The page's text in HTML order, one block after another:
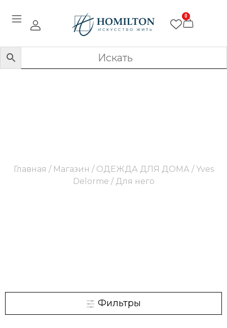
0
Главная / Магазин / ОДЕЖДА ДЛЯ ДОМА/Yves
Delorme / Для него
Фильтры